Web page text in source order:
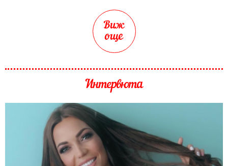
Виж
още
Интервюта